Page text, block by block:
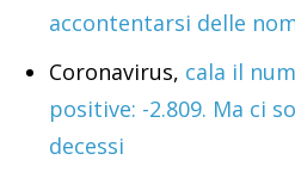
accontentarsi delle
Coronavirus, cala il
positive: -2.809. Ma ci
decessi